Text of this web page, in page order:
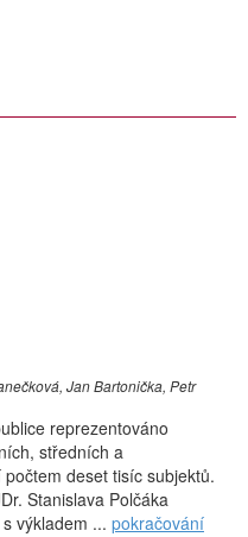
Jan Bartonička, Petr
reprezentováno
středních a
deset tisíc subjektů.
Stanislava Polčáka
výkladem ... pokračování